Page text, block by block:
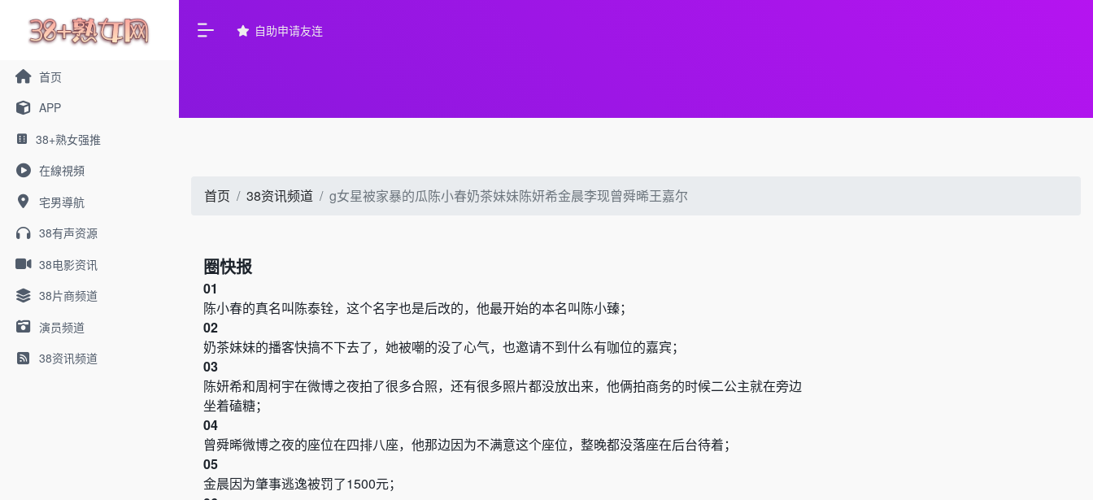
首页
APP
38+熟女强推
在線視頻
宅男導航
38有声资源
38电影资讯
38片商频道
演员频道
38资讯频道
自助申请友连
首页 38资讯频道 g女星被家暴的瓜陈小春奶茶妹妹陈妍希金晨李现曾舜晞王嘉尔
圈快报
01
陈小春的真名叫陈泰铨，这个名字也是后改的，他最开始的本名叫陈小臻；
02
奶茶妹妹的播客快搞不下去了，她被嘲的没了心气，也邀请不到什么有咖位的嘉宾；
03
陈妍希和周柯宇在微博之夜拍了很多合照，还有很多照片都没放出来，他俩拍商务的时候二公主就在旁边
坐着磕糖；
04
曾舜晞微博之夜的座位在四排八座，他那边因为不满意这个座位，整晚都没落座在后台待着；
05
金晨因为肇事逃逸被罚了1500元；